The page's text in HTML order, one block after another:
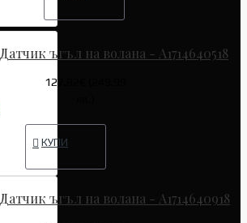
Датчик ъгъл на волана - A1714640518
127.82€ (249.99
КУПИ
Датчик ъгъл на волана - A1714640918